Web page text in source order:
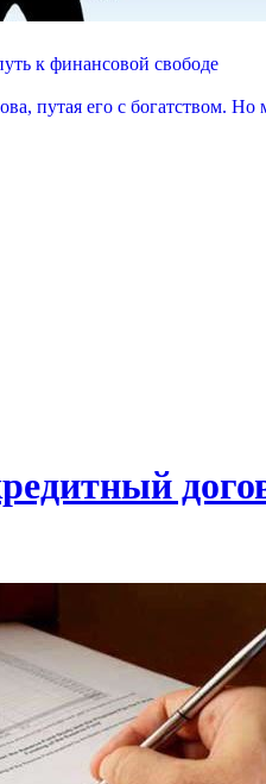
к финансовой свободе
его с богатством. Но